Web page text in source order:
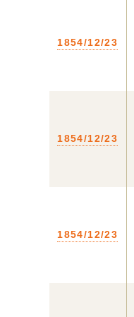
1854/12/23
1854/12/23
1854/12/23